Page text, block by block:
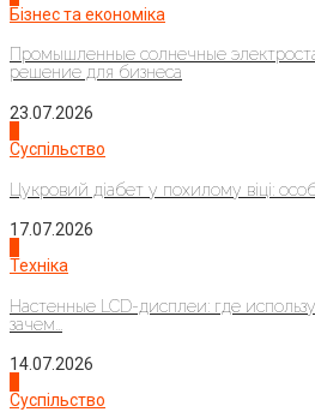
Бізнес та економіка
Промышленные солнечные
решение для бизнеса
23.07.2026
Суспільство
Цукровий діабет у похилому віці:
17.07.2026
Техніка
Настенные LCD-дисплеи: где
зачем...
14.07.2026
Суспільство